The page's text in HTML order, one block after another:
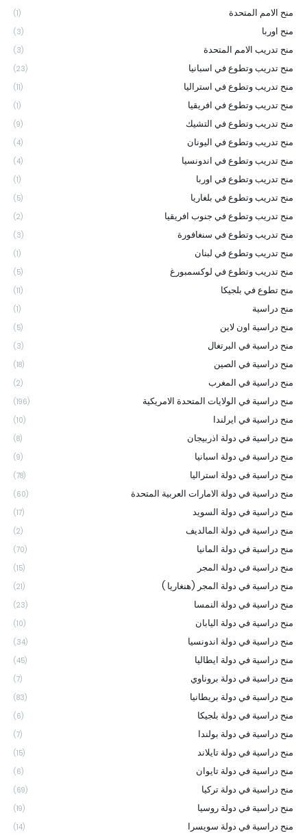
منح الامم المتحدة (1)
منح اوربا (3)
منح تدريب الامم المتحدة (3)
منح تدريب وتطوع في اسبانيا (23)
منح تدريب وتطوع في استراليا (11)
منح تدريب وتطوع في افريقيا (1)
منح تدريب وتطوع في التشيك (9)
منح تدريب وتطوع في اليونان (4)
منح تدريب وتطوع في اندونسيا (4)
منح تدريب وتطوع في اوربا (1)
منح تدريب وتطوع في بلغاريا (5)
منح تدريب وتطوع في جنوب افريقيا (2)
منح تدريب وتطوع في سنغافورة (3)
منح تدريب وتطوع في لبنان (1)
منح تدريب وتطوع في لوكسمبورغ (5)
منح تطوع في بلجيكا (11)
منح دراسية (1)
منح دراسية اون لاين (5)
منح دراسية في البرتغال (3)
منح دراسية في الصين (18)
منح دراسية في المغرب (2)
منح دراسية في الولايات المتحدة الامريكية (196)
منح دراسية في ايرلندا (10)
منح دراسية في دولة اذربيجان (8)
منح دراسية في دولة اسبانيا (9)
منح دراسية في دولة استراليا (78)
منح دراسية في دولة الامارات العربية المتحدة (60)
منح دراسية في دولة السويد (17)
منح دراسية في دولة المالديف (2)
منح دراسية في دولة المانيا (70)
منح دراسية في دولة المجر (15)
منح دراسية في دولة المجر (هنغاريا ) (21)
منح دراسية في دولة النمسا (23)
منح دراسية في دولة اليابان (10)
منح دراسية في دولة اندونسيا (34)
منح دراسية في دولة ايطاليا (45)
منح دراسية في دولة بروناوي (7)
منح دراسية في دولة بريطانيا (83)
منح دراسية في دولة بلجيكا (6)
منح دراسية في دولة بولندا (7)
منح دراسية في دولة تايلاند (15)
منح دراسية في دولة تايوان (6)
منح دراسية في دولة تركيا (69)
منح دراسية في دولة روسيا (19)
منح دراسية في دولة سويسرا (14)